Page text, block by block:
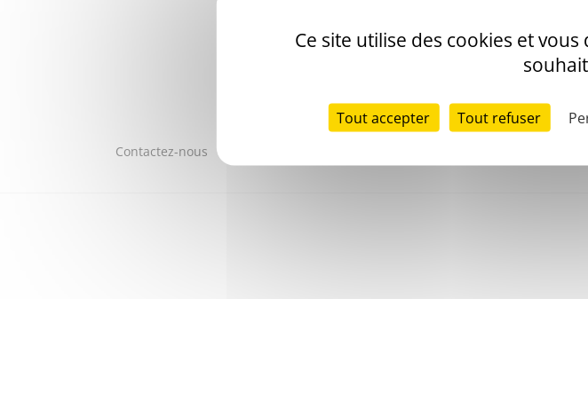
Contactez-nous
Ce site utilise des cookies et
Tout accepter Tout refuser